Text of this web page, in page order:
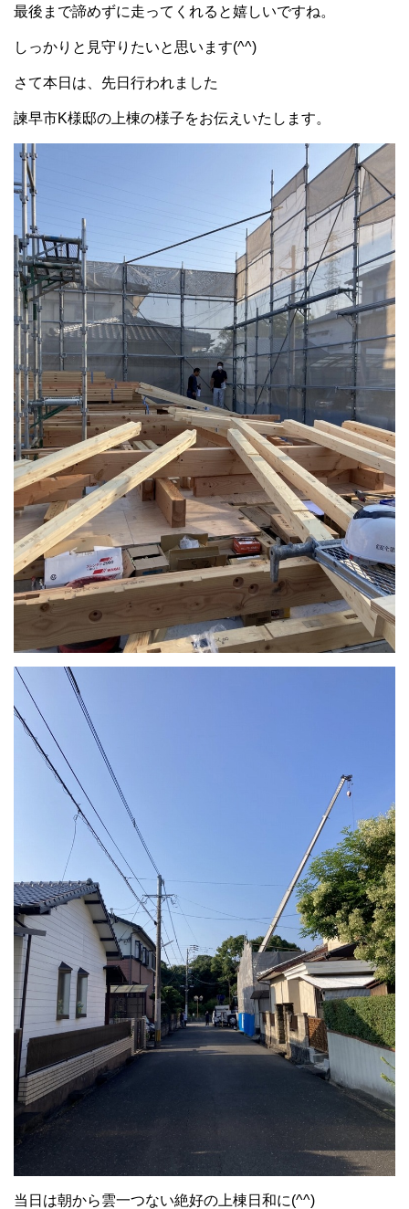
最後まで諦めずに走ってくれると嬉しいですね。
しっかりと見守りたいと思います(^^)
さて本日は、先日行われました
諫早市K様邸の上棟の様子をお伝えいたします。
当日は朝から雲一つない絶好の上棟日和に(^^)